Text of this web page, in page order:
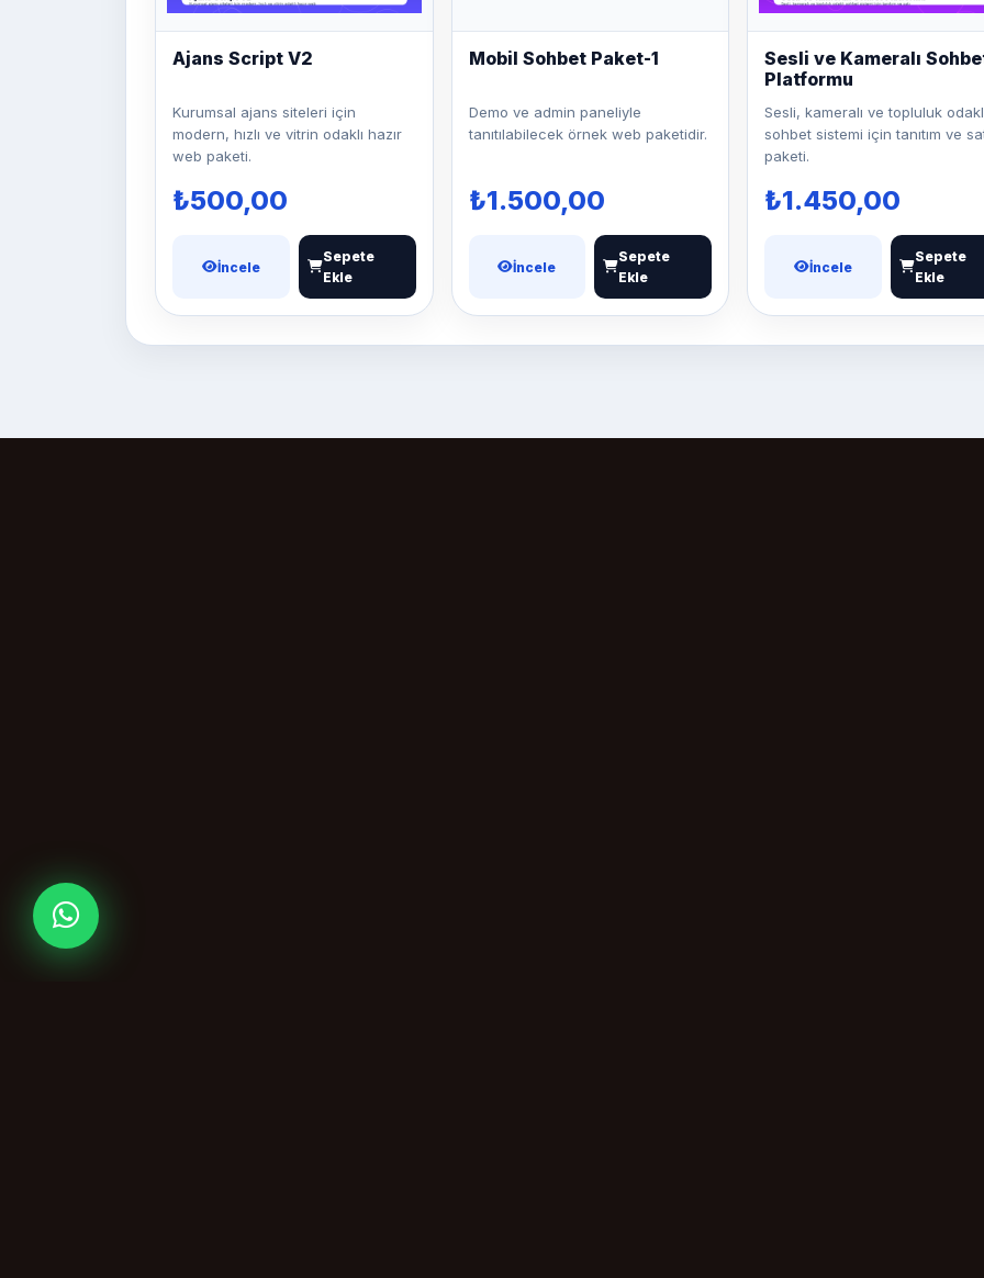
Ajans Script V2
Kurumsal ajans siteleri için
modern, hızlı ve vitrin odaklı hazır
web paketi.
₺500,00
İncele
Sepete
Ekle
Mobil Sohbet Paket-1
Demo ve admin paneliyle
tanıtılabilecek örnek web paketidir.
₺1.500,00
İncele
Sepete
Ekle
Sesli ve Kameralı
Platformu
Sesli, kameralı ve topluluk
sohbet sistemi için tanıtım ve
paketi.
₺1.450,00
İncele
Sepete
Ekle